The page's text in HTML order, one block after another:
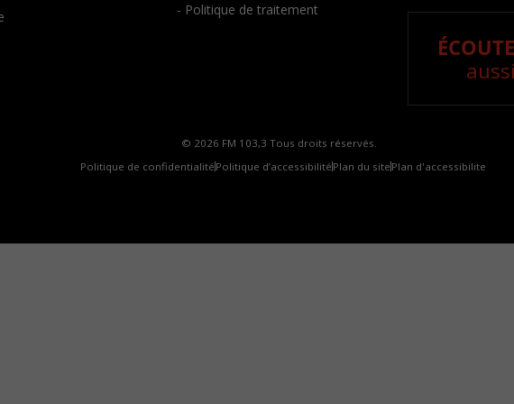
- Politique de traitement
© 2026 FM 103,3 Tous droits réservés.
Politique de confidentialité Politique d’accessibilité Plan du site Plan d'accessibilite